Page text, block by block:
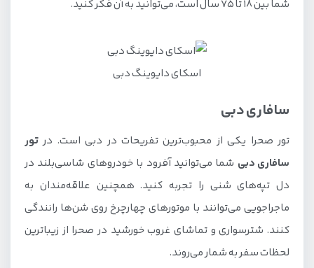
شما بین ۱۸ تا ۷۵ سال است، می‌توانید به آن فکر کنید.
اسکای دایوینگ دبی
سافاری دبی
تور صحرا یکی از محبوب‌ترین تفریحات در دبی است. در تور
سافاری دبی شما می‌توانید آفرود با خودروهای شاسی‌بلند در
دل تپه‌های شنی را تجربه کنید. همچنین علاقه‌مندان به
ماجراجویی می‌توانند با موتورهای چهارچرخ روی شن‌ها رانندگی
کنند. شترسواری و تماشای غروب خورشید در صحرا از زیباترین
لحظات سفر به شمار می‌روند.